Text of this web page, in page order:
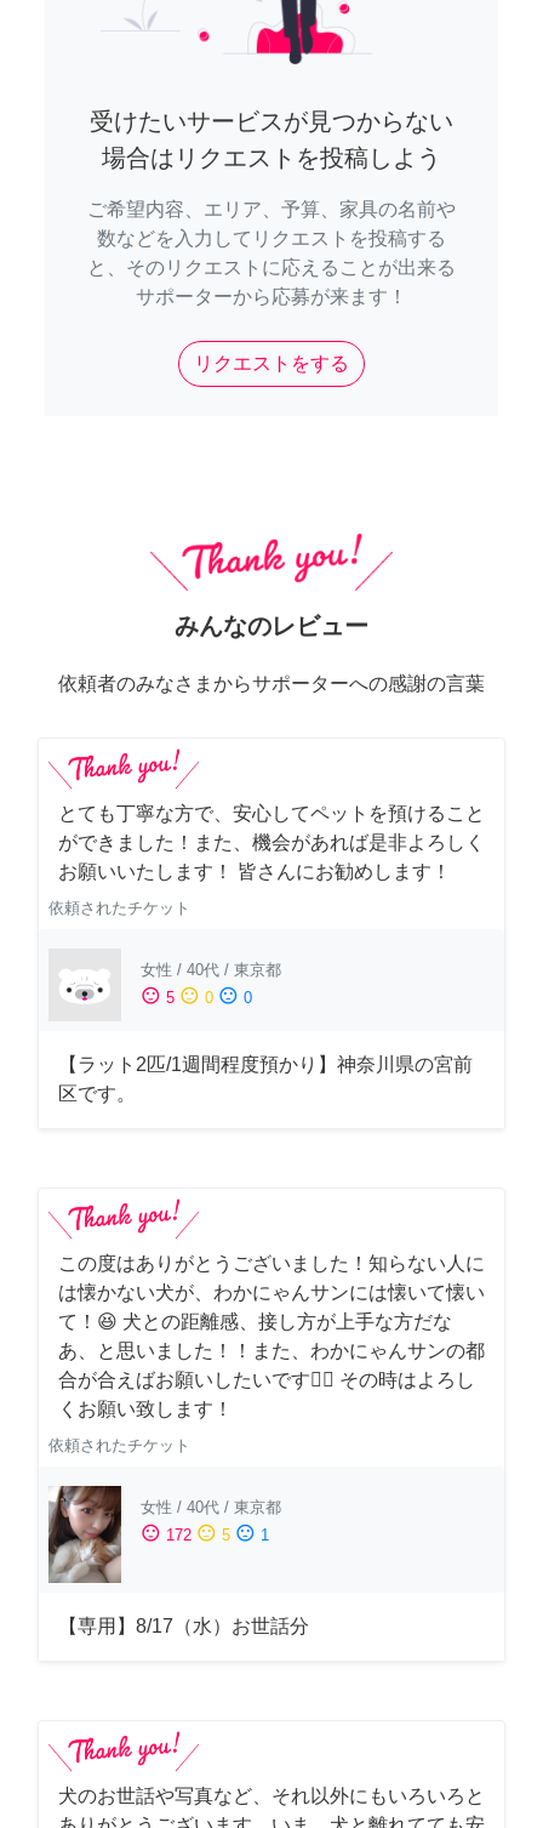
受けたいサービスが見つからない
場合はリクエストを投稿しよう
ご希望内容、エリア、予算、家具の名前や
数などを入力してリクエストを投稿する
と、そのリクエストに応えることが出来る
サポーターから応募が来ます！
リクエストをする
みんなのレビュー
依頼者のみなさまからサポーターへの感謝の言葉
とても丁寧な方で、安心してペットを預けること
ができました！また、機会があれば是非よろしく
お願いいたします！ 皆さんにお勧めします！
依頼されたチケット
女性 / 40代 / 東京都
sentiment_satisfied 5 sentiment_neutral 0 sentiment_dissatisfied 0
【ラット2匹/1週間程度預かり】神奈川県の宮前
区です。
この度はありがとうございました！知らない人に
は懐かない犬が、わかにゃんサンには懐いて懐い
て！😆 犬との距離感、接し方が上手な方だな
あ、と思いました！！また、わかにゃんサンの都
合が合えばお願いしたいです🙇‍♂️ その時はよろし
くお願い致します！
依頼されたチケット
女性 / 40代 / 東京都
sentiment_satisfied 172 sentiment_neutral 5 sentiment_dissatisfied 1
【専用】8/17（水）お世話分
犬のお世話や写真など、それ以外にもいろいろと